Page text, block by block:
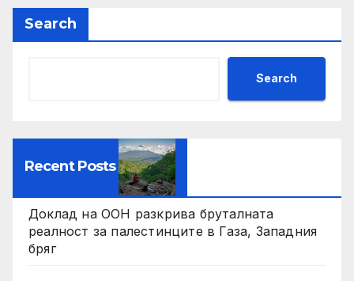
Search
Search
Recent Posts
Доклад на ООН разкрива бруталната
реалност за палестинците в Газа, Западния
бряг